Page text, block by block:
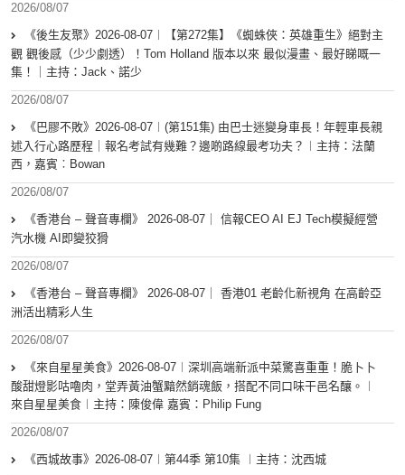
2026/08/07
《後生友聚》2026-08-07︱【第272集】《蜘蛛俠：英雄重生》絕對主
觀 觀後感（少少劇透）！Tom Holland 版本以來 最似漫畫、最好睇嘅一
集！｜主持：Jack、諾少
2026/08/07
《巴膠不敗》2026-08-07︱(第151集) 由巴士迷變身車長！年輕車長親
述入行心路歷程｜報名考試有幾難？邊啲路線最考功夫？︱主持：法蘭
西，嘉賓︰Bowan
2026/08/07
《香港台 – 聲音專欄》 2026-08-07｜ 信報CEO AI EJ Tech模擬經營
汽水機 AI即變狡猾
2026/08/07
《香港台 – 聲音專欄》 2026-08-07｜ 香港01 老齡化新視角 在高齡亞
洲活出精彩人生
2026/08/07
《來自星星美食》2026-08-07︱深圳高端新派中菜驚喜重重！脆卜卜
酸甜燈影咕嚕肉，堂弄黃油蟹黯然銷魂飯，搭配不同口味干邑名釀。︱
來自星星美食︱主持：陳俊偉 嘉賓：Philip Fung
2026/08/07
《西城故事》2026-08-07︱第44季 第10集 ︱主持：沈西城